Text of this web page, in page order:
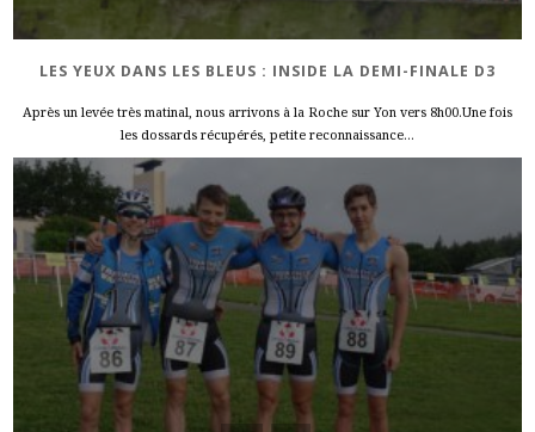
LES YEUX DANS LES BLEUS : INSIDE LA DEMI-FINALE D3
Après un levée très matinal, nous arrivons à la Roche sur Yon vers 8h00.Une fois
les dossards récupérés, petite reconnaissance...